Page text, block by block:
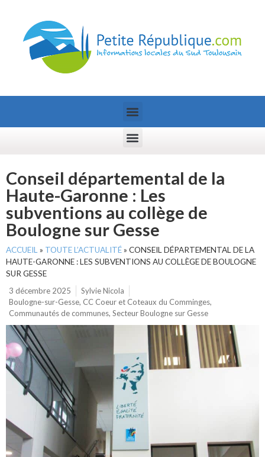
Conseil départemental de la
Haute-Garonne : Les
subventions au collège de
Boulogne sur Gesse
ACCUEIL » TOUTE L’ACTUALITÉ» CONSEIL DÉPARTEMENTAL DE LA
HAUTE-GARONNE : LES SUBVENTIONS AU COLLÈGE DE BOULOGNE
SUR GESSE
3 décembre 2025
Sylvie Nicola
Boulogne-sur-Gesse, CC Coeur et Coteaux du Comminges,
Communautés de communes, Secteur Boulogne sur Gesse